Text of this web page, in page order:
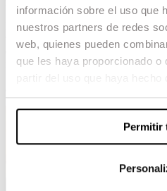
información sobre el uso que
nuestros partners de redes
web, quienes pueden
que les haya proporcionado o
Permitir
Estamos convencidos de que
voces y perspectivas es
construir juntos el cine del futuro
innovador y global.